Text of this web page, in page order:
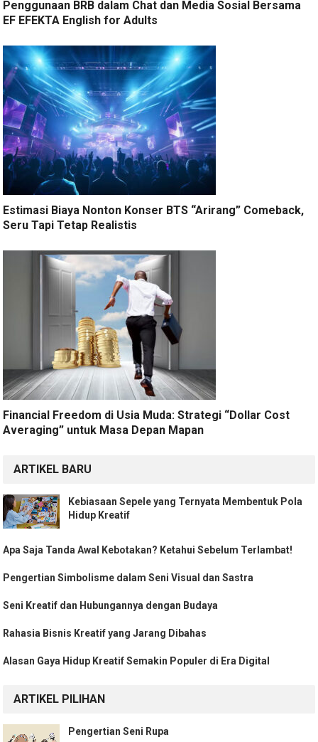
Penggunaan BRB dalam Chat dan Media Sosial Bersama
EF EFEKTA English for Adults
Estimasi Biaya Nonton Konser BTS “Arirang” Comeback,
Seru Tapi Tetap Realistis
Financial Freedom di Usia Muda: Strategi “Dollar Cost
Averaging” untuk Masa Depan Mapan
ARTIKEL BARU
Kebiasaan Sepele yang Ternyata Membentuk Pola
Hidup Kreatif
Apa Saja Tanda Awal Kebotakan? Ketahui Sebelum Terlambat!
Pengertian Simbolisme dalam Seni Visual dan Sastra
Seni Kreatif dan Hubungannya dengan Budaya
Rahasia Bisnis Kreatif yang Jarang Dibahas
Alasan Gaya Hidup Kreatif Semakin Populer di Era Digital
ARTIKEL PILIHAN
Pengertian Seni Rupa